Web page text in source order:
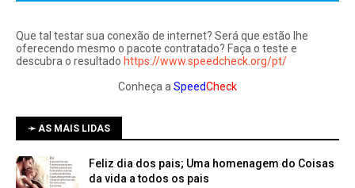
Que tal testar sua conexão de internet? Será que estão lhe
oferecendo mesmo o pacote contratado? Faça o teste e
descubra o resultado https://www.speedcheck.org/pt/
Conheça a SpeedCheck
➛ AS MAIS LIDAS
Feliz dia dos pais; Uma homenagem do Coisas
da vida a todos os pais